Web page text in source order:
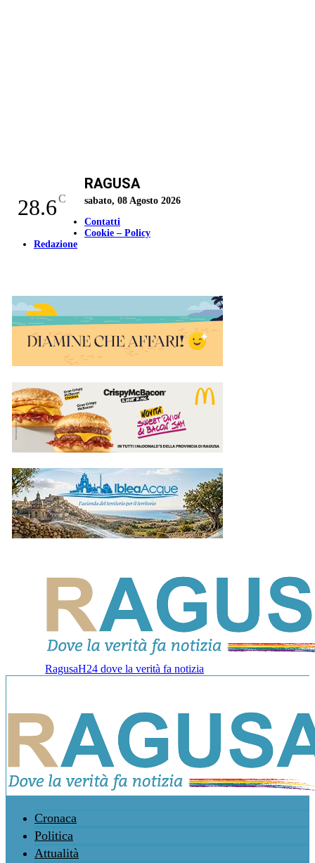
28.6C
RAGUSA
sabato, 08 Agosto 2026
Contatti
Cookie – Policy
Redazione
RagusaH24 dove la verità fa notizia
Cronaca
Politica
Attualità